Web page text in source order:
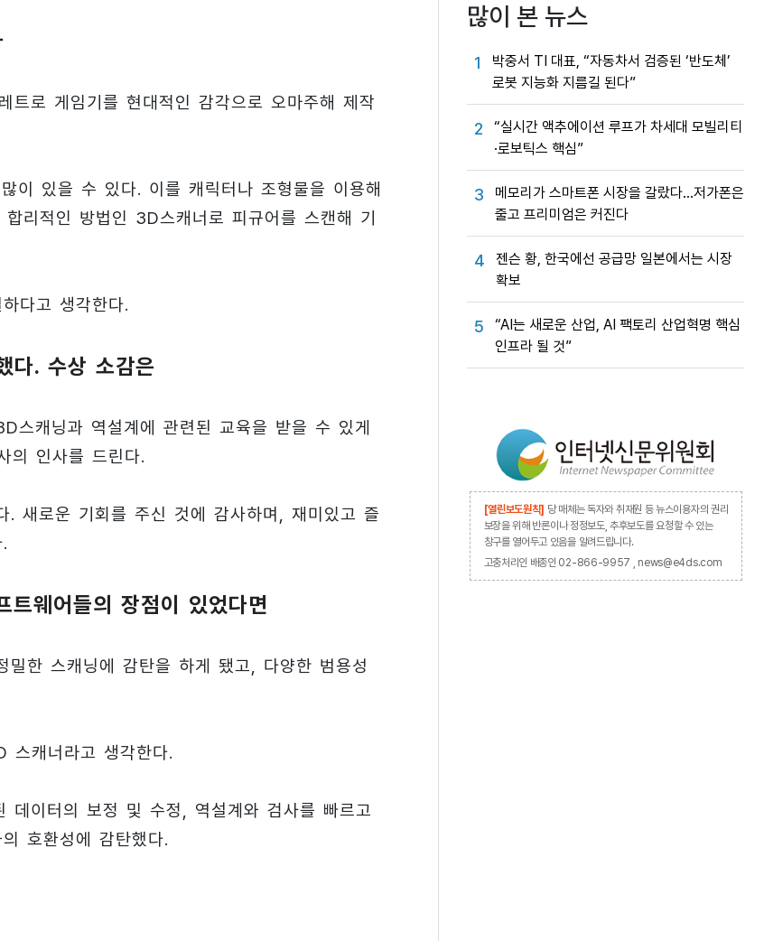
로 게임기를 현대적인 감각으로 오마주해 제작
이 있을 수 있다. 이를 캐릭터나 조형물을 이용해
리적인 방법인 3D스캐너로 피규어를 스캔해 기
다고 생각한다.
다. 수상 소감은
스캐닝과 역설계에 관련된 교육을 받을 수 있게
의 인사를 드린다.
새로운 기회를 주신 것에 감사하며, 재미있고 즐
웨어들의 장점이 있었다면
한 스캐닝에 감탄을 하게 됐고, 다양한 범용성
스캐너라고 생각한다.
이터의 보정 및 수정, 역설계와 검사를 빠르고
호환성에 감탄했다.
많이 본 뉴스
1
박중서 TI 대표, “자동차서 검증된 ‘반도체’
로봇 지능화 지름길 된다”
2
“실시간 액추에이션 루프가 차세대 모빌리티
·로보틱스 핵심”
3
메모리가 스마트폰 시장을 갈랐다…저가폰은
줄고 프리미엄은 커진다
4
젠슨 황, 한국에선 공급망 일본에서는 시장
확보
5
“AI는 새로운 산업, AI 팩토리 산업혁명 핵심
인프라 될 것”
[열린보도원칙] 당 매체는 독자와 취재원 등 뉴스이용자의 권리
보장을 위해 반론이나 정정보도, 추후보도를 요청할 수 있는
창구를 열어두고 있음을 알려드립니다.
고충처리인 배종인 02-866-9957 , news@e4ds.com